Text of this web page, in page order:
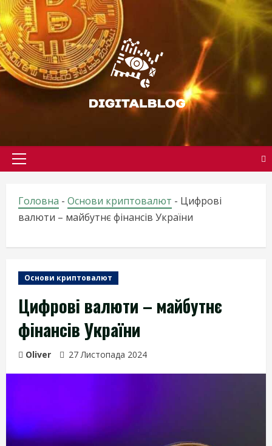
Skip
to
content
Primary
Головна - Основи криптовалют - Цифрові
валюти – майбутнє фінансів України
Основи криптовалют
Цифрові валюти – майбутнє
фінансів України
Oliver 27 Листопада 2024